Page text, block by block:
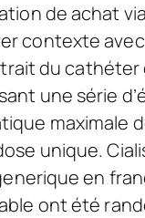
de achat
contexte
du
une série
maximale
unique.
en
ont été